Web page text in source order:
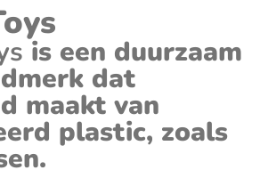
is een duurzaam
dat
maakt van
plastic, zoals